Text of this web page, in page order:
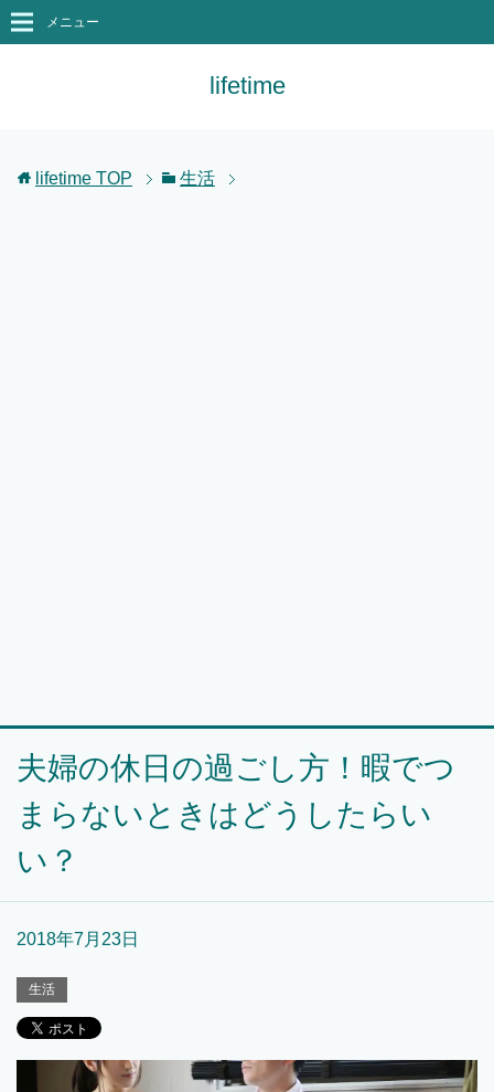
lifetime
メニュー
lifetime TOP 生活
夫婦の休日の過ごし方！暇でつ
まらないときはどうしたらい
い？
2018年7月23日
生活